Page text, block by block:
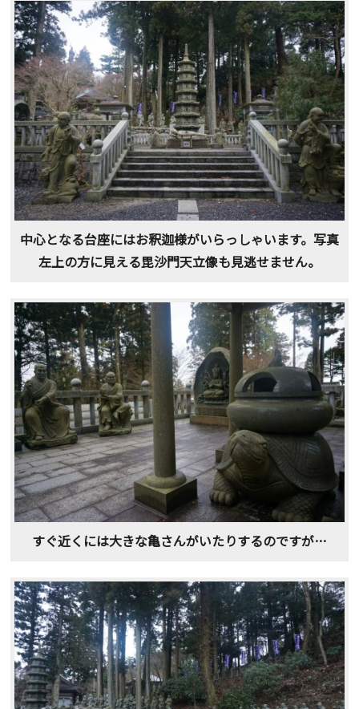
中心となる台座にはお釈迦様がいらっしゃいます。写真
左上の方に見える毘沙門天立像も見逃せません。
すぐ近くには大きな亀さんがいたりするのですが…